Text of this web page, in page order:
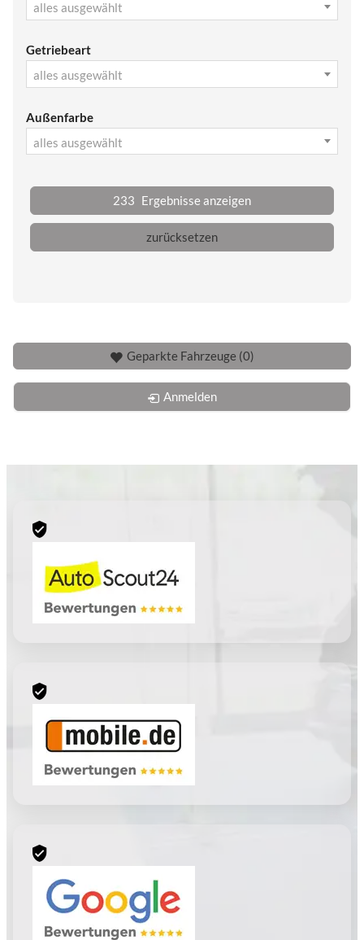
alles ausgewählt
Getriebeart
alles ausgewählt
Außenfarbe
alles ausgewählt
233 Ergebnisse anzeigen
zurücksetzen
Geparkte Fahrzeuge (0)
Anmelden